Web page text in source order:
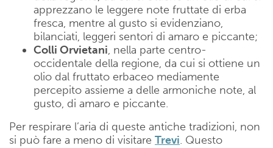
apprezzano le leggere note fruttate di erba
fresca, mentre al gusto si evidenziano,
bilanciati, leggeri sentori di amaro e piccante;
Colli Orvietani, nella parte centro-
occidentale della regione, da cui si ottiene un
olio dal fruttato erbaceo mediamente
percepito assieme a delle armoniche note, al
gusto, di amaro e piccante.
Per respirare l’aria di queste antiche tradizioni, non
si può fare a meno di visitare Trevi. Questo